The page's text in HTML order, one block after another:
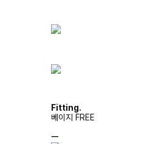
Fitting.
베이지 FREE
ㅡ